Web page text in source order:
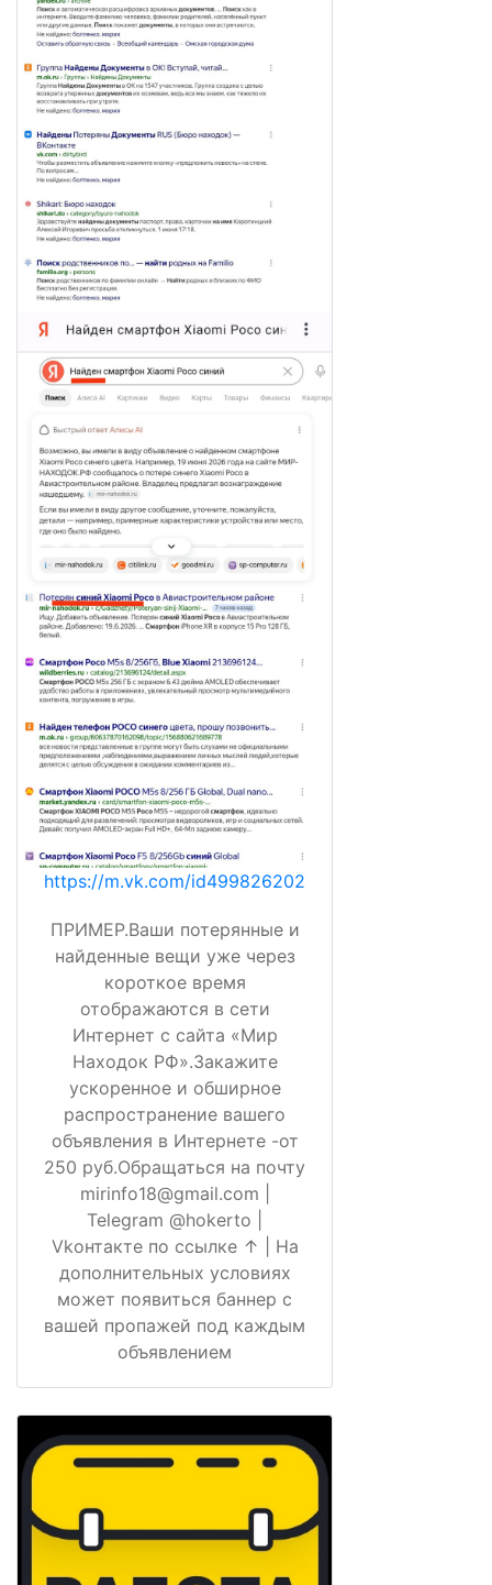
https://m.vk.com/id499826202
ПРИМЕР.Ваши потерянные и
найденные вещи уже через
короткое время
отображаются в сети
Интернет с сайта «Мир
Находок РФ».Закажите
ускоренное и обширное
распространение вашего
объявления в Интернете -от
250 руб.Обращаться на почту
mirinfo18@gmail.com |
Telegram @hokerto |
Vkонтакте по ссылке ↑ | На
дополнительных условиях
может появиться баннер с
вашей пропажей под каждым
объявлением